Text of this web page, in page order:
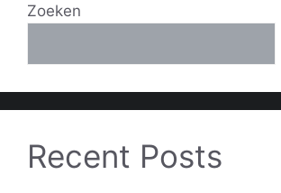
Zoeken
Recent Posts